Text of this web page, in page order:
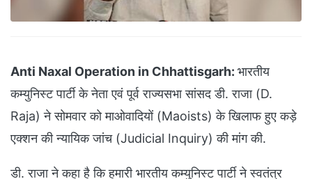
Anti Naxal Operation in Chhattisgarh: भारतीय
कम्युनिस्ट पार्टी के नेता एवं पूर्व राज्यसभा सांसद डी. राजा (D.
Raja) ने सोमवार को माओवादियों (Maoists) के खिलाफ हुए कड़े
एक्शन की न्यायिक जांच (Judicial Inquiry) की मांग की.
डी. राजा ने कहा है कि हमारी भारतीय कम्युनिस्ट पार्टी ने स्वतंत्र